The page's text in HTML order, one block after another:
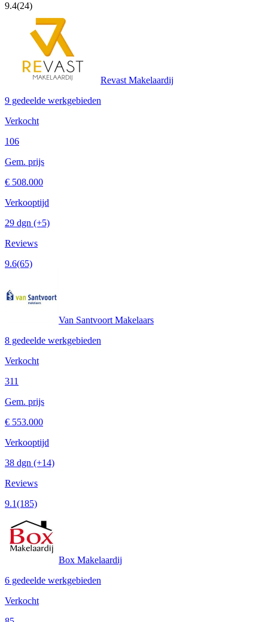
9.4(24)
Revast Makelaardij
9 gedeelde werkgebieden
Verkocht
106
Gem. prijs
€ 508.000
Verkooptijd
29 dgn (+5)
Reviews
9.6(65)
Van Santvoort Makelaars
8 gedeelde werkgebieden
Verkocht
311
Gem. prijs
€ 553.000
Verkooptijd
38 dgn (+14)
Reviews
9.1(185)
Box Makelaardij
6 gedeelde werkgebieden
Verkocht